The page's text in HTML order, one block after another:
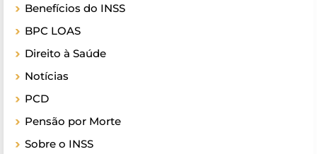
Benefícios do INSS
BPC LOAS
Direito à Saúde
Notícias
PCD
Pensão por Morte
Sobre o INSS